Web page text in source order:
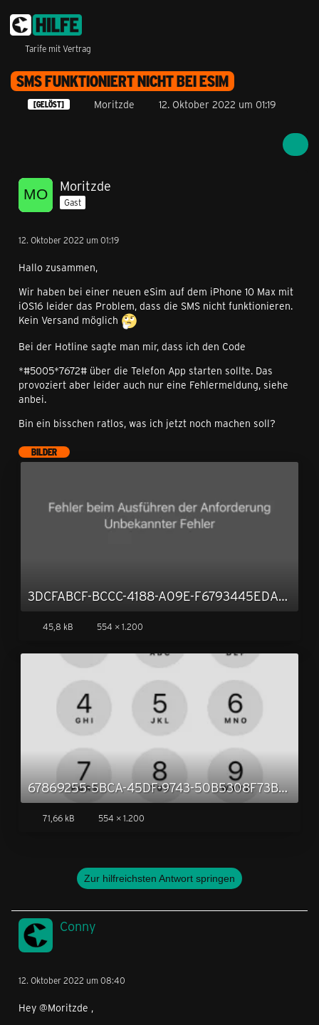
Tarife mit Vertrag
SMS FUNKTIONIERT NICHT BEI ESIM
[GELÖST] Moritzde 12. Oktober 2022 um 01:19
Moritzde
Gast
12. Oktober 2022 um 01:19
Hallo zusammen,
Wir haben bei einer neuen eSim auf dem iPhone 10 Max mit
iOS16 leider das Problem, dass die SMS nicht funktionieren.
Kein Versand möglich
Bei der Hotline sagte man mir, dass ich den Code
*#5005*7672# über die Telefon App starten sollte. Das
provoziert aber leider auch nur eine Fehlermeldung, siehe
anbei.
Bin ein bisschen ratlos, was ich jetzt noch machen soll?
BILDER
3DCFABCF-BCCC-4188-A09E-F6793445EDA5.png
45,8 kB 554 × 1.200
67869255-5BCA-45DF-9743-50B5308F73B2.jpg
71,66 kB 554 × 1.200
Zur hilfreichsten Antwort springen
Conny
12. Oktober 2022 um 08:40
Hey @Moritzde ,